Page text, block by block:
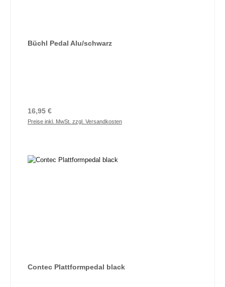
Büchl Pedal Alu/schwarz
Regulärer Preis:
16,95 €
Preise inkl. MwSt. zzgl. Versandkosten
Contec Plattformpedal black